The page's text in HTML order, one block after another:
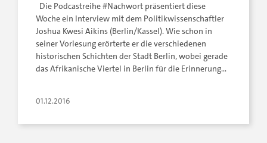
Die Podcastreihe #Nachwort präsentiert diese
Woche ein Interview mit dem Politikwissenschaftler
Joshua Kwesi Aikins (Berlin/Kassel). Wie schon in
seiner Vorlesung erörterte er die verschiedenen
historischen Schichten der Stadt Berlin, wobei gerade
das Afrikanische Viertel in Berlin für die Erinnerung…
01.12.2016